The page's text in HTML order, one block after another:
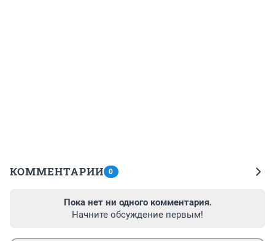
КОММЕНТАРИИ 0
Пока нет ни одного комментария.
Начните обсуждение первым!